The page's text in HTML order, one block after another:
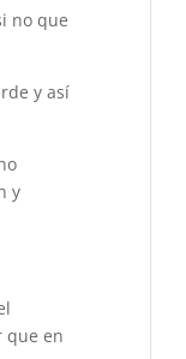
no que
y así
y
que en